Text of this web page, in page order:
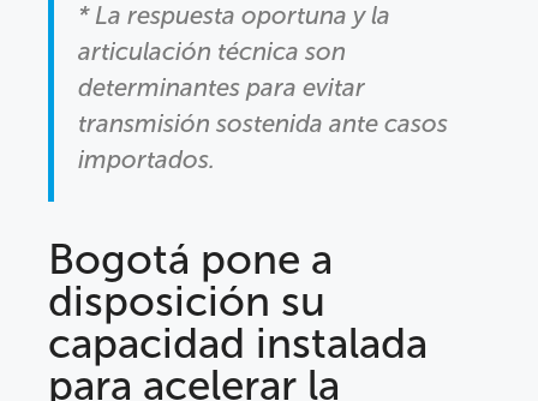
* La respuesta oportuna y la
articulación técnica son
determinantes para evitar
transmisión sostenida ante casos
importados.
Bogotá pone a
disposición su
capacidad instalada
para acelerar la